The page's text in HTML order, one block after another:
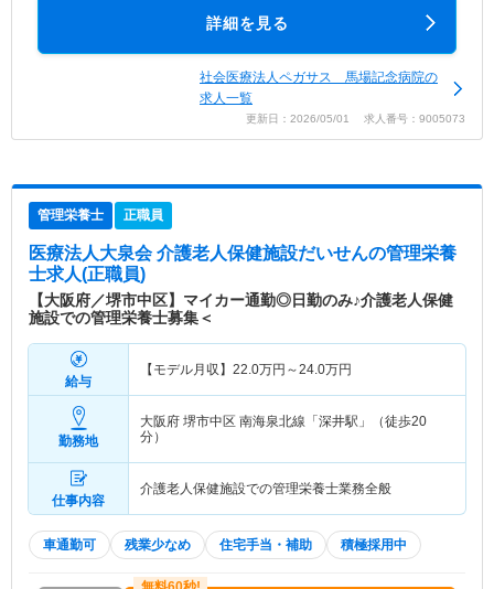
詳細を見る
社会医療法人ペガサス 馬場記念病院の
求人一覧
更新日：2026/05/01 求人番号：9005073
管理栄養士 正職員
医療法人大泉会 介護老人保健施設だいせんの管理栄養
士求人(正職員)
【大阪府／堺市中区】マイカー通勤◎日勤のみ♪介護老人保健
施設での管理栄養士募集＜
給与
【モデル月収】 22.0万円～24.0万円
勤務地
大阪府 堺市中区 南海泉北線「深井駅」（徒歩20
分）
仕事内容
介護老人保健施設での管理栄養士業務全般
車通勤可 残業少なめ 住宅手当・補助 積極採用中